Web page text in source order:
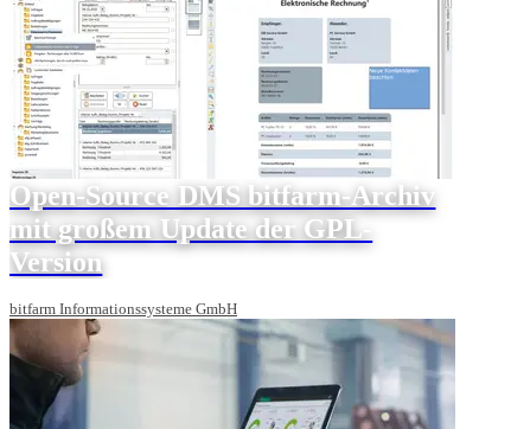
Open-Source DMS bitfarm-Archiv
mit großem Update der GPL-
Version
bitfarm Informationssysteme GmbH